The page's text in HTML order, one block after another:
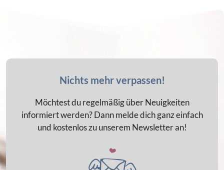
Nichts mehr verpassen!
Möchtest du regelmäßig über Neuigkeiten
informiert werden? Dann melde dich ganz einfach
und kostenlos zu unserem Newsletter an!